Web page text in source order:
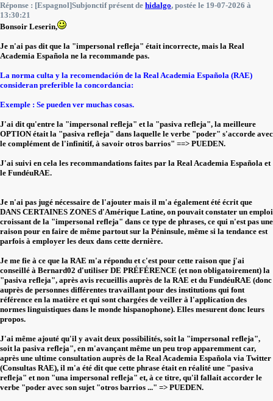
Réponse : [Espagnol]Subjonctif présent de hidalgo, postée le 19-07-2026 à
13:30:21
Bonsoir Leserin,
Je n'ai pas dit que la "impersonal refleja" était incorrecte, mais la Real
Academia Española ne la recommande pas.
La norma culta y la recomendación de la Real Academia Española (RAE)
consideran preferible la concordancia:
Exemple : Se pueden ver muchas cosas.
J'ai dit qu'entre la "impersonal refleja" et la "pasiva refleja", la meilleure
OPTION était la "pasiva refleja" dans laquelle le verbe "poder" s'accorde avec
le complément de l'infinitif, à savoir otros barrios" ==> PUEDEN.
J'ai suivi en cela les recommandations faites par la Real Academia Española et
le FundéuRAE.
Je n'ai pas jugé nécessaire de l'ajouter mais il m'a également été écrit que
DANS CERTAINES ZONES d'Amérique Latine, on pouvait constater un emploi
croissant de la "impersonal refleja" dans ce type de phrases, ce qui n'est pas une
raison pour en faire de même partout sur la Péninsule, même si la tendance est
parfois à employer les deux dans cette dernière.
Je me fie à ce que la RAE m'a répondu et c'est pour cette raison que j'ai
conseillé à Bernard02 d'utiliser DE PRÉFÉRENCE (et non obligatoirement) la
"pasiva refleja", après avis recueillis auprès de la RAE et du FundéuRAE (donc
auprès de personnes différentes travaillant pour des institutions qui font
référence en la matière et qui sont chargées de veiller à l'application des
normes linguistiques dans le monde hispanophone). Elles mesurent donc leurs
propos.
J'ai même ajouté qu'il y avait deux possibilités, soit la "impersonal refleja",
soit la pasiva refleja", en m'avançant même un peu trop apparemment car,
après une ultime consultation auprès de la Real Academia Española via Twitter
(Consultas RAE), il m'a été dit que cette phrase était en réalité une "pasiva
refleja" et non "una impersonal refleja" et, à ce titre, qu'il fallait accorder le
verbe "poder avec son sujet "otros barrios ..." => PUEDEN.